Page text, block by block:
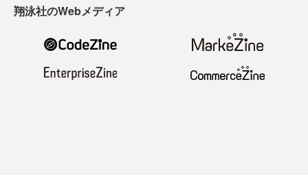
翔泳社のWebメディア